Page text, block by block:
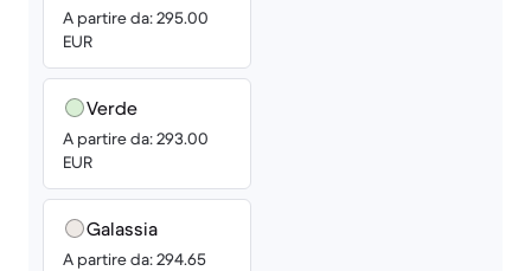
A partire da: 295.00
EUR
Verde
A partire da: 293.00
EUR
Galassia
A partire da: 294.65